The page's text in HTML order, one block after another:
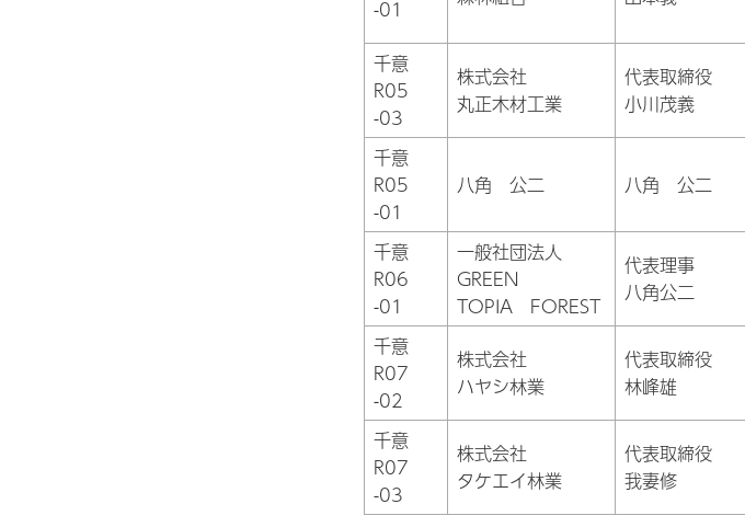
-01
千意
R05
-03
株式会社
丸正木材工業
代表取締役
小川茂義
千意
R05
-01
八角 公二 八角 公二
千意
R06
-01
一般社団法人
GREEN
TOPIA FOREST
代表理事
八角公二
千意
R07
-02
株式会社
ハヤシ林業
代表取締役
林峰雄
千意
R07
-03
株式会社
タケエイ林業
代表取締役
我妻修